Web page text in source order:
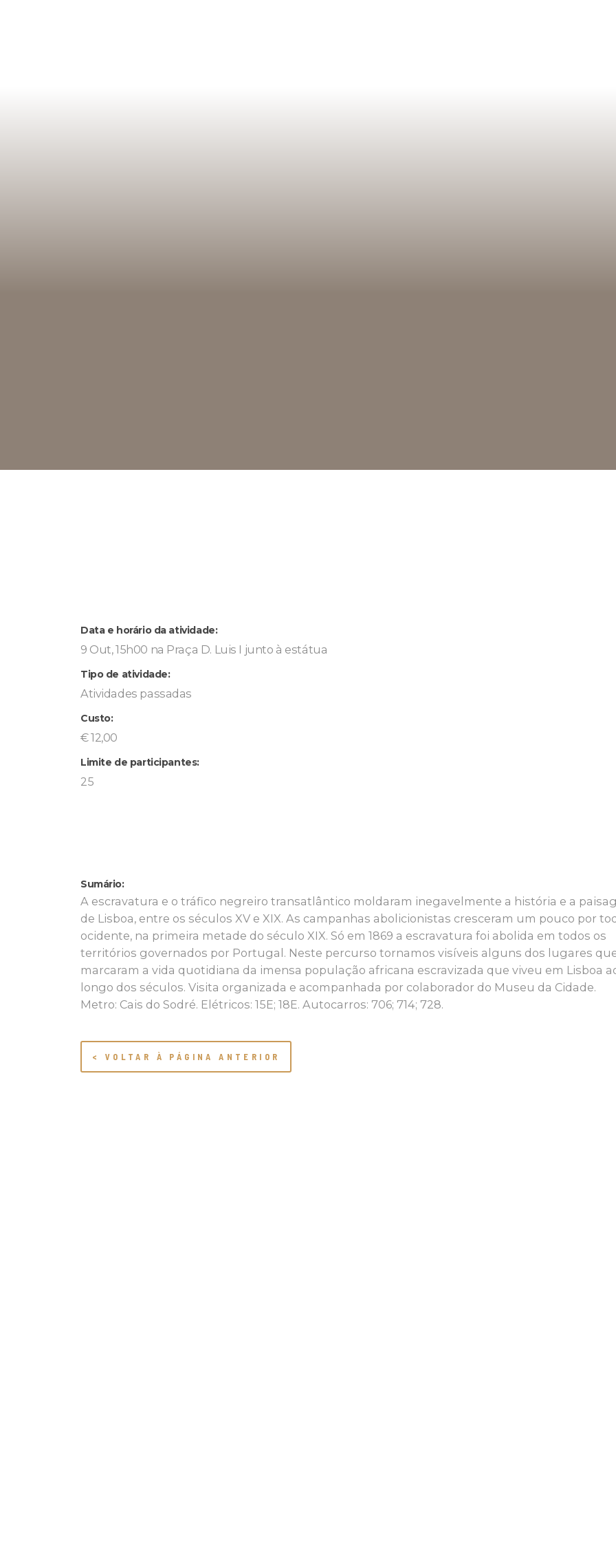
Data e horário da atividade:
9 Out, 15h00 na Praça D. Luis I junto à estátua
Tipo de atividade:
Atividades passadas
Custo:
€ 12,00
Limite de participantes:
25
Sumário:
A escravatura e o tráfico negreiro transatlântico moldaram inegavelmente a história e a
de Lisboa, entre os séculos XV e XIX. As campanhas abolicionistas cresceram um pouco por
ocidente, na primeira metade do século XIX. Só em 1869 a escravatura foi abolida em todos os
territórios governados por Portugal. Neste percurso tornamos visíveis alguns dos lugares
marcaram a vida quotidiana da imensa população africana escravizada que viveu em Lisboa
longo dos séculos. Visita organizada e acompanhada por colaborador do Museu da Cidade.
Metro: Cais do Sodré. Elétricos: 15E; 18E. Autocarros: 706; 714; 728.
< VOLTAR À PÁGINA ANTERIOR